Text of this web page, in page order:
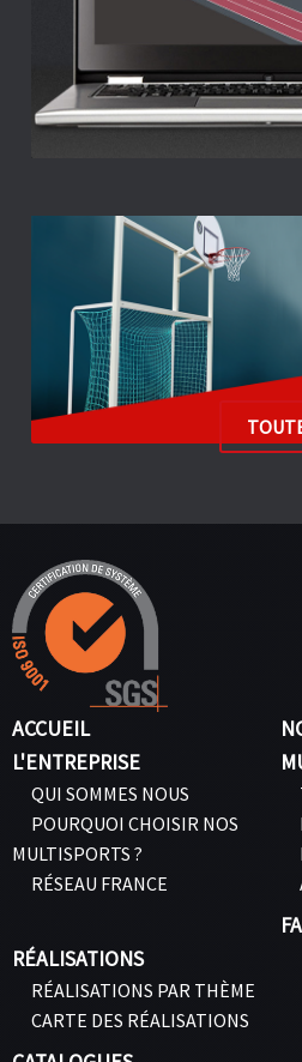
ACCUEIL
L'ENTREPRISE
QUI SOMMES NOUS
POURQUOI CHOISIR NOS
MULTISPORTS ?
RÉSEAU FRANCE
RÉALISATIONS
RÉALISATIONS PAR THÈME
CARTE DES RÉALISATIONS